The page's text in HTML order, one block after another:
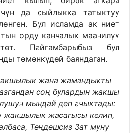
да сыйлыкка татыктуу
Бул исламда ак ниет
орду канчалык маанилүү
Пайгамбарыбыз бул
төмөнкүдөй баяндаган.
жана жамандыкты
соң булардын жакшы
мындай деп ачыктады:
жакшылык жасагысы келип,
Теңдешсиз Зат муну